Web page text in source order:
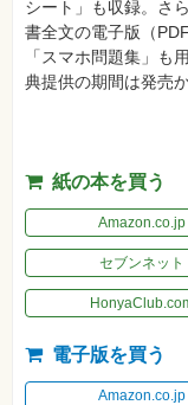
ク
ノ
ロ
ジ
ー
材
集
自
作・
ソ
コ
ン・
ビ
ー
シート」も収録。さ
書全文の電子版（
「スマホ問題集」
典提供の期間は発売
紙の本を買う
Amazon.co.jp
セブンネット
電子版を買う
Amazon.co.jp